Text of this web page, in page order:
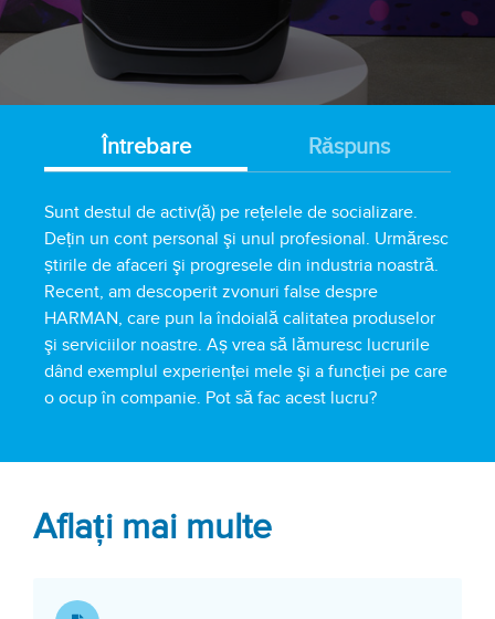
Întrebare Răspuns
Sunt destul de activ(ă) pe rețelele de socializare.
Dețin un cont personal şi unul profesional. Urmăresc
știrile de afaceri şi progresele din industria noastră.
Recent, am descoperit zvonuri false despre
HARMAN, care pun la îndoială calitatea produselor
şi serviciilor noastre. Aș vrea să lămuresc lucrurile
dând exemplul experienței mele şi a funcției pe care
o ocup în companie. Pot să fac acest lucru?
Aflați mai multe